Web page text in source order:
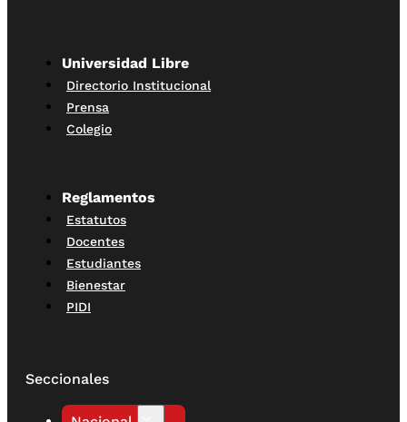
Universidad Libre
Directorio Institucional
Prensa
Colegio
Reglamentos
Estatutos
Docentes
Estudiantes
Bienestar
PIDI
Seccionales